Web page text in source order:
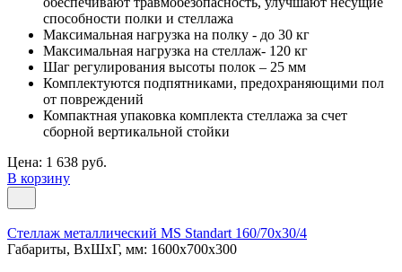
способности полки и стеллажа
Максимальная нагрузка на полку - до 30 кг
Максимальная нагрузка на стеллаж- 120 кг
Шаг регулирования высоты полок – 25 мм
Комплектуются подпятниками, предохраняющими пол
от повреждений
Компактная упаковка комплекта стеллажа за счет
сборной вертикальной стойки
Цена: 1 638 руб.
В корзину
Стеллаж металлический MS Standart 160/70x30/4
Габариты, ВxШxГ, мм: 1600x700x300